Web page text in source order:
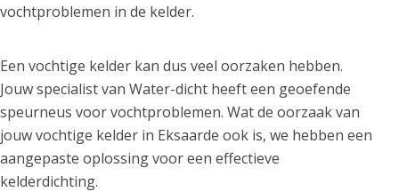
vochtproblemen in de kelder.
Een vochtige kelder kan dus veel oorzaken hebben.
Jouw specialist van Water-dicht heeft een geoefende
speurneus voor vochtproblemen. Wat de oorzaak van
jouw vochtige kelder in Eksaarde ook is, we hebben een
aangepaste oplossing voor een effectieve
kelderdichting.